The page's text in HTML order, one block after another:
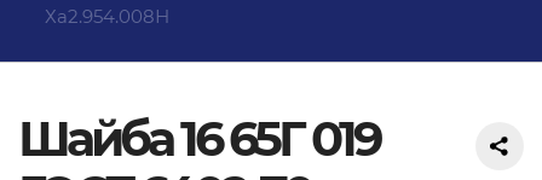
Ха2.954.008Н
Шайба 16 65Г 019